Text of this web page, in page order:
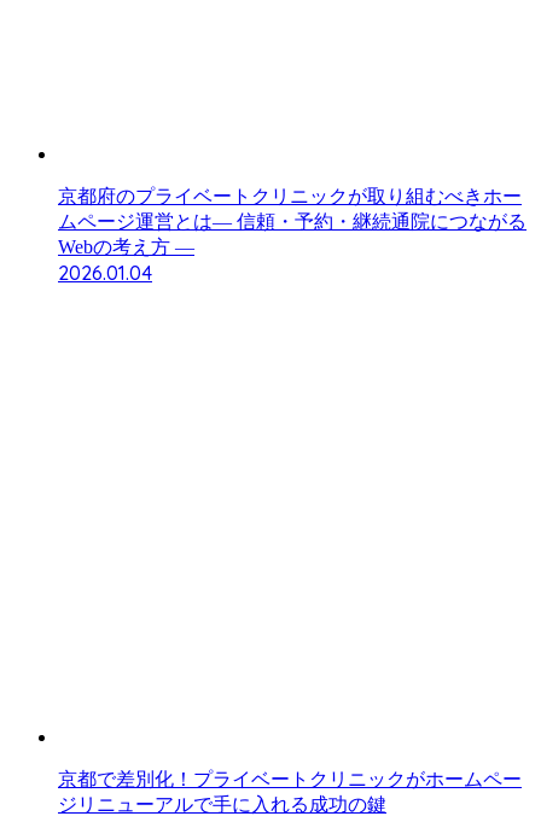
京都府のプライベートクリニックが取り組むべきホー
ムページ運営とは― 信頼・予約・継続通院につながる
Webの考え方 ―
2026.01.04
京都で差別化！プライベートクリニックがホームペー
ジリニューアルで手に入れる成功の鍵